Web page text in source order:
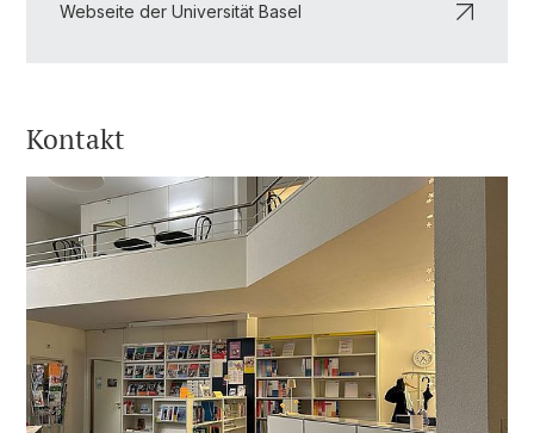
Webseite der Universität Basel
Kontakt